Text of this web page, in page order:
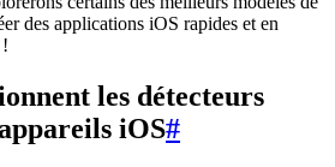
des applications iOS rapides et en
les détecteurs
iOS#